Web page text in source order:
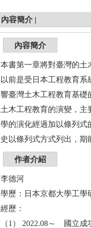
內容簡介 |
內容簡介
本書第一章將對臺灣的土
以前是受日本工程教育
響臺灣土木工程教育基礎
土木工程教育的演變，主
學的演化經過加以條列式
史以條列式方式列出，期
作者介紹
李德河
學歷：日本京都大學工學
經歷：
（1） 2022.08～ 國立